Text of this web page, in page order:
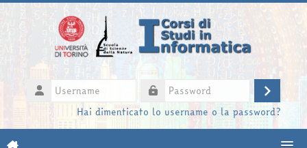
Vai al contenuto principale
Username
Login
Hai dimenticato lo username o la password?